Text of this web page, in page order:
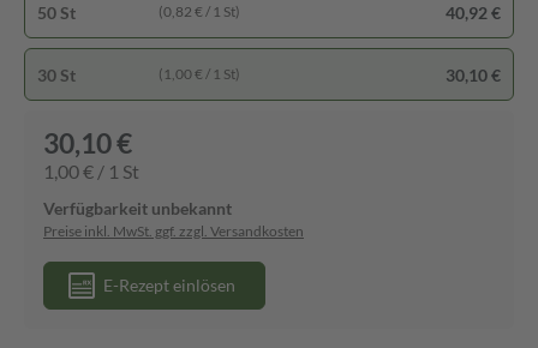
50 St (0,82 € / 1 St) 40,92 €
30 St (1,00 € / 1 St) 30,10 €
30,10 €
1,00 € / 1 St
Verfügbarkeit unbekannt
Preise inkl. MwSt. ggf. zzgl. Versandkosten
E-Rezept einlösen